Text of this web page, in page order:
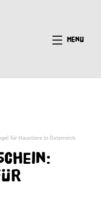
Menü
für Haustiere in Österreich